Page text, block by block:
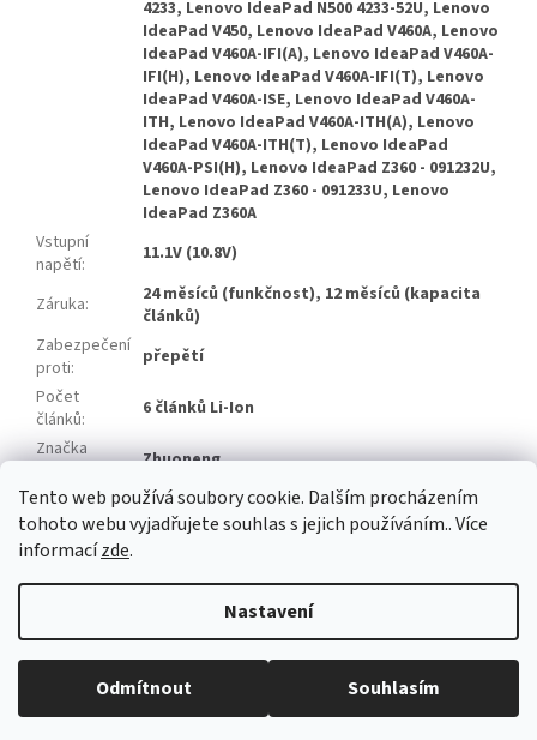
Tento web používá soubory cookie. Dalším procházením
tohoto webu vyjadřujete souhlas s jejich používáním.. Více
informacízde.
Nastavení
Odmítnout Souhlasím
4233, Lenovo IdeaPad N500 4233-52U, Lenovo
IdeaPad V450, Lenovo IdeaPad V460A, Lenovo
IdeaPad V460A-IFI(A), Lenovo IdeaPad V460A-
IFI(H), Lenovo IdeaPad V460A-IFI(T), Lenovo
IdeaPad V460A-ISE, Lenovo IdeaPad V460A-
ITH, Lenovo IdeaPad V460A-ITH(A), Lenovo
IdeaPad V460A-ITH(T), Lenovo IdeaPad
V460A-PSI(H), Lenovo IdeaPad Z360 - 091232U,
Lenovo IdeaPad Z360 - 091233U, Lenovo
IdeaPad Z360A
Vstupní
napětí: 11.1V (10.8V)
Záruka:
24 měsíců (funkčnost), 12 měsíců (kapacita
článků)
Zabezpečení
proti:
přepětí
Počet
článků:
6 článků Li-Ion
Značka
Zhuoneng
Položka byla vyprodána…
Vytvořil Shoptet
Copyright 2026baterie-adaptery.cz . Všechna práva vyhrazena.